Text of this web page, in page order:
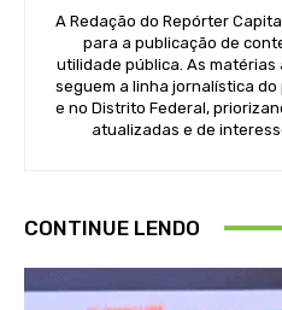
A Redação do Repórter
para a publicação de
utilidade pública. As
seguem a linha jornalística
e no Distrito Federal,
atualizadas e de
CONTINUE LENDO